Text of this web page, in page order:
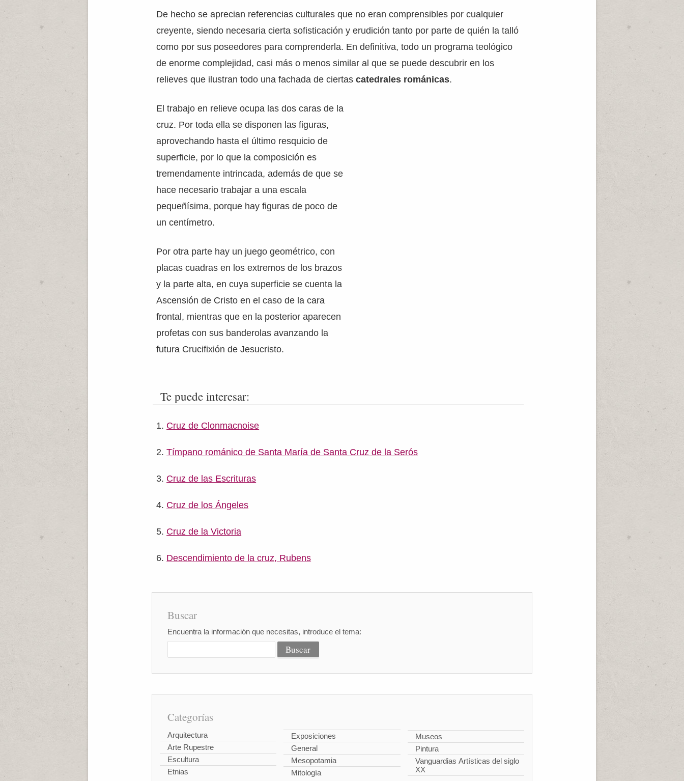
De hecho se aprecian referencias culturales que no eran comprensibles por cualquier
creyente, siendo necesaria cierta sofisticación y erudición tanto por parte de quién la talló
como por sus poseedores para comprenderla. En definitiva, todo un programa teológico
de enorme complejidad, casi más o menos similar al que se puede descubrir en los
relieves que ilustran todo una fachada de ciertascatedrales románicas.
El trabajo en relieve ocupa las dos caras de la
cruz. Por toda ella se disponen las figuras,
aprovechando hasta el último resquicio de
superficie, por lo que la composición es
tremendamente intrincada, además de que se
hace necesario trabajar a una escala
pequeñísima, porque hay figuras de poco de
un centímetro.
Por otra parte hay un juego geométrico, con
placas cuadras en los extremos de los brazos
y la parte alta, en cuya superficie se cuenta la
Ascensión de Cristo en el caso de la cara
frontal, mientras que en la posterior aparecen
profetas con sus banderolas avanzando la
futura Crucifixión de Jesucristo.
Te puede interesar:
Cruz de Clonmacnoise
Tímpano románico de Santa María de Santa Cruz de la Serós
Cruz de las Escrituras
Cruz de los Ángeles
Cruz de la Victoria
Descendimiento de la cruz, Rubens
Buscar
Encuentra la información que necesitas, introduce el tema:
Categorías
Arquitectura
Arte Rupestre
Escultura
Etnias
Exposiciones
General
Mesopotamia
Mitología
Museos
Pintura
Vanguardias Artísticas del siglo
XX